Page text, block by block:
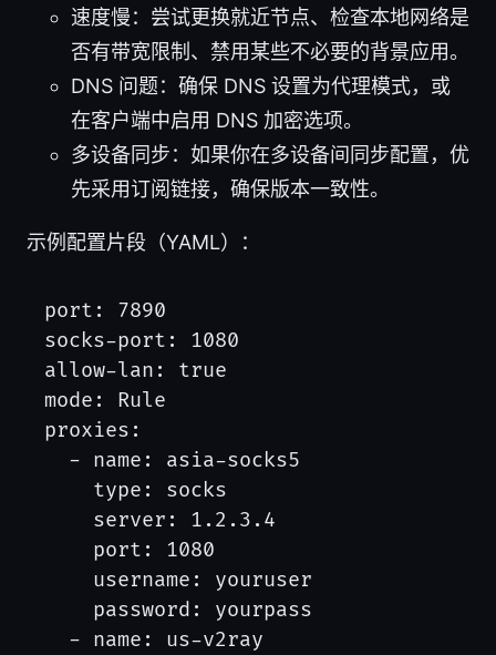
速度慢：尝试更换就近节点、检查本地网络是
否有带宽限制、禁用某些不必要的背景应用。
DNS 问题：确保 DNS 设置为代理模式，或
在客户端中启用 DNS 加密选项。
多设备同步：如果你在多设备间同步配置，优
先采用订阅链接，确保版本一致性。
示例配置片段（YAML）：
port: 7890
socks-port: 1080
allow-lan: true
mode: Rule
proxies:
  - name: asia-socks5
    type: socks
    server: 1.2.3.4
    port: 1080
    username: youruser
    password: yourpass
  - name: us-v2ray